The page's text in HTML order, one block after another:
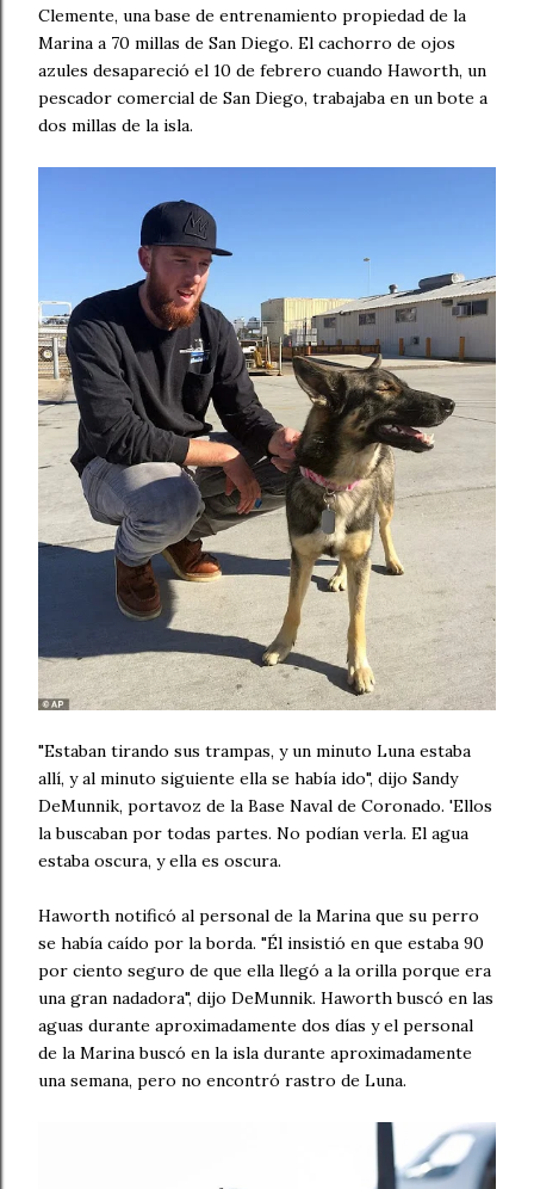
Clemente, una base de entrenamiento propiedad de la
Marina a 70 millas de San Diego. El cachorro de ojos
azules desapareció el 10 de febrero cuando Haworth, un
pescador comercial de San Diego, trabajaba en un bote a
dos millas de la isla.
"Estaban tirando sus trampas, y un minuto Luna estaba
allí, y al minuto siguiente ella se había ido", dijo Sandy
DeMunnik, portavoz de la Base Naval de Coronado. 'Ellos
la buscaban por todas partes. No podían verla. El agua
estaba oscura, y ella es oscura.
Haworth notificó al personal de la Marina que su perro
se había caído por la borda. "Él insistió en que estaba 90
por ciento seguro de que ella llegó a la orilla porque era
una gran nadadora", dijo DeMunnik. Haworth buscó en las
aguas durante aproximadamente dos días y el personal
de la Marina buscó en la isla durante aproximadamente
una semana, pero no encontró rastro de Luna.